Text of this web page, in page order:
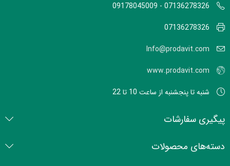
07136278326 - 09178045009
07136278326
Info@prodavit.com
www.prodavit.com
شنبه تا پنجشنبه از ساعت 10 تا 22
پیگیری سفارشات
دسته‌های محصولات